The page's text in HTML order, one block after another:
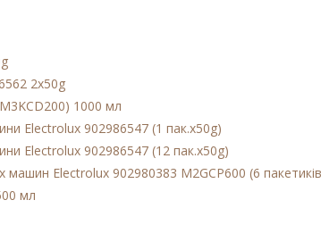
2x50g
1000 мл
Electrolux 902986547 (1 пак.x50g)
Electrolux 902986547 (12 пак.x50g)
Electrolux 902980383 M2GCP600 (6
мл